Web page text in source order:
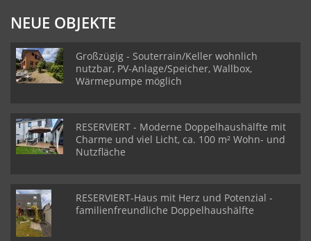
NEUE OBJEKTE
Großzügig - Souterrain/Keller wohnlich
nutzbar, PV-Anlage/Speicher, Wallbox,
Wärmepumpe möglich
RESERVIERT - Moderne Doppelhaushälfte mit
Charme und viel Licht, ca. 100 m² Wohn- und
Nutzfläche
RESERVIERT-Haus mit Herz und Potenzial -
familienfreundliche Doppelhaushälfte